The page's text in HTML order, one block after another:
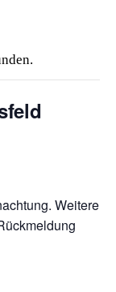
Weitere